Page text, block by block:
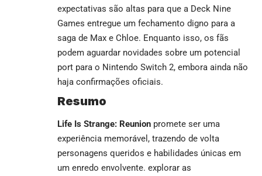
expectativas são altas para que a Deck Nine
Games entregue um fechamento digno para a
saga de Max e Chloe. Enquanto isso, os fãs
podem aguardar novidades sobre um potencial
port para o Nintendo Switch 2, embora ainda não
haja confirmações oficiais.
Resumo
Life Is Strange: Reunion promete ser uma
experiência memorável, trazendo de volta
personagens queridos e habilidades únicas em
um enredo envolvente. explorar as